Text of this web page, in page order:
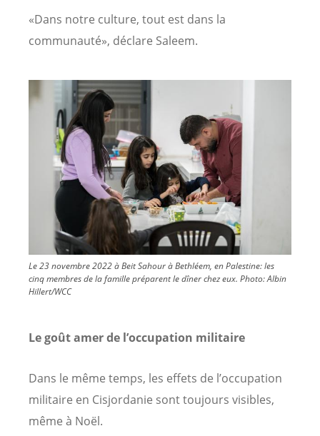
«Dans notre culture, tout est dans la
communauté», déclare Saleem.
Le 23 novembre 2022 à Beit Sahour à Bethléem, en Palestine: les
cinq membres de la famille préparent le dîner chez eux. Photo:Albin
Hillert/WCC
Le goût amer de l’occupation militaire
Dans le même temps, les effets de l’occupation
militaire en Cisjordanie sont toujours visibles,
même à Noël.